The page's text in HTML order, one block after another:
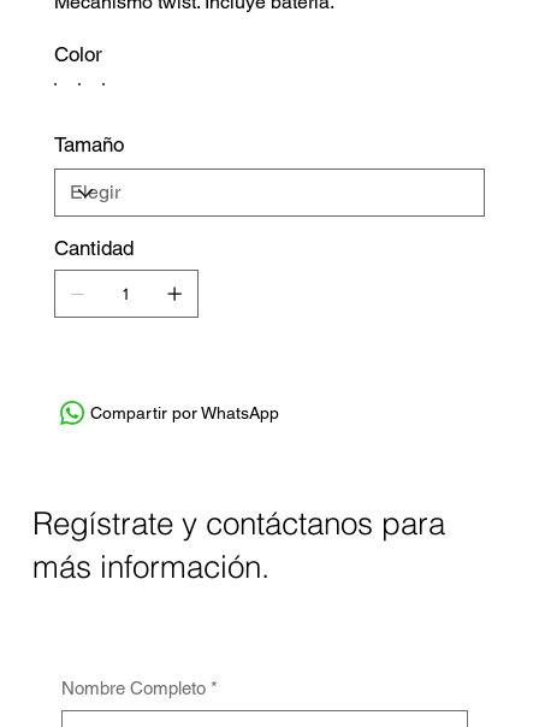
Color
Tamaño
Cantidad
Compartir por WhatsApp
Regístrate y contáctanos para
más información.
Nombre Completo *